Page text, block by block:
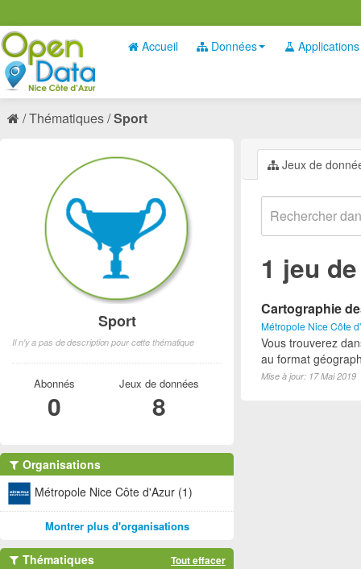
Accueil Données Applications
Thématiques Sport
Jeux de
1 jeu
Cartographie
Métropole Nice Côte
Vous trouverez
au format
Mise à jour: 17 Mai 2019
Sport
Il n'y a pas de description pour cette thématique
Abonnés
0
Jeux de données
8
Organisations
Métropole Nice Côte d'Azur (1)
Montrer plus d'organisations
Thématiques Tout effacer